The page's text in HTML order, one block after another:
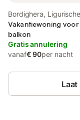
Bordighera,
Vakantiewoning
balkon
Gratis annulering
vanaf€ 90per nacht
Laat